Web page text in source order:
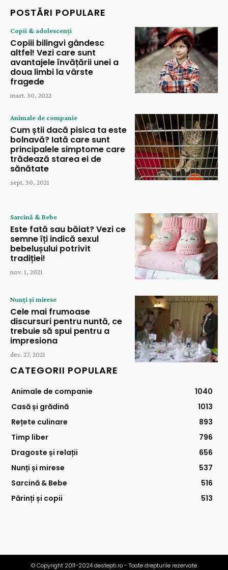
POSTĂRI POPULARE
Copii & adolescenți
Copiii bilingvi gândesc
altfel! Vezi care sunt
avantajele învățării unei a
doua limbi la vârste
fragede
mart. 30, 2022
Animale de companie
Cum știi dacă pisica ta este
bolnavă? Iată care sunt
principalele simptome care
trădează starea ei de
sănătate
sept. 30, 2021
Sarcină & Bebe
Este fată sau băiat? Vezi ce
semne îți indică sexul
bebelușului potrivit
tradiției!
nov. 1, 2021
Nunți și mirese
Cele mai frumoase
discursuri pentru nuntă, ce
trebuie să spui pentru a
impresiona
dec. 27, 2021
CATEGORII POPULARE
Animale de companie
1040
Casă și grădină
1013
Rețete culinare
893
Timp liber
796
Dragoste și relații
656
Nunți și mirese
537
Sarcină & Bebe
516
Părinți și copii
513
© Copyright 2011-2024 destepti.ro - Toate drepturile rezervate